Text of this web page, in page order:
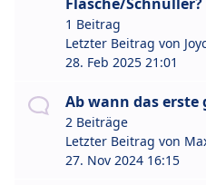
1 Beitrag
Letzter Beitrag von
28. Feb 2025 21:01
Ab wann das erste
2 Beiträge
Letzter Beitrag von
27. Nov 2024 16:15